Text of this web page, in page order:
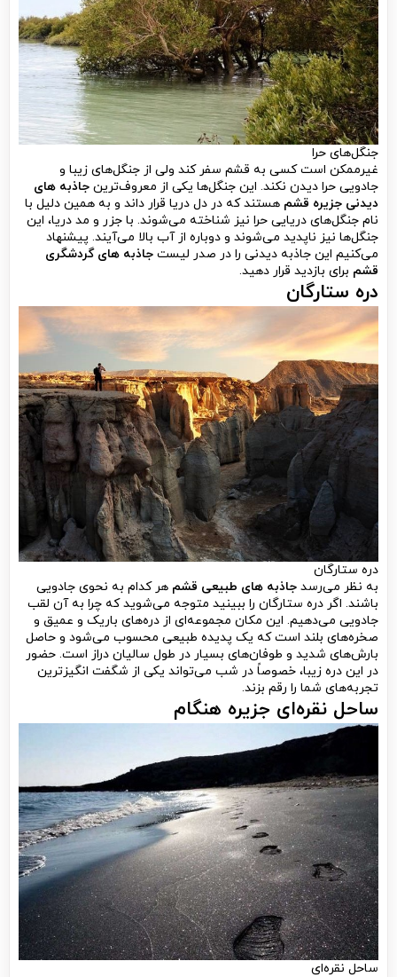
جنگل‌های حرا
غیرممکن است کسی به قشم سفر کند ولی از جنگل‌های زیبا و
جادویی حرا دیدن نکند. این جنگل‌ها یکی از معروف‌ترین جاذبه های
دیدنی جزیره قشم هستند که در دل دریا قرار داند و به همین دلیل با
نام جنگل‌های دریایی حرا نیز شناخته می‌شوند. با جزر و مد دریا، این
جنگل‌ها نیز ناپدید می‌شوند و دوباره از آب بالا می‌آیند. پیشنهاد
می‌کنیم این جاذبه دیدنی را در صدر لیست جاذبه های گردشگری
قشم برای بازدید قرار دهید.
دره ستارگان
دره ستارگان
به نظر می‌رسد جاذبه های طبیعی قشم هر کدام به نحوی جادویی
باشند. اگر دره ستارگان را ببینید متوجه می‌شوید که چرا به آن لقب
جادویی می‌دهیم. این مکان مجموعه‌ای از دره‌های باریک و عمیق و
صخره‌های بلند است که یک پدیده طبیعی محسوب می‌شود و حاصل
بارش‌های شدید و طوفان‌های بسیار در طول سالیان دراز است. حضور
در این دره زیبا، خصوصاً در شب می‌تواند یکی از شگفت انگیزترین
تجربه‌های شما را رقم بزند.
ساحل نقره‌ای جزیره هنگام
ساحل نقره‌ای